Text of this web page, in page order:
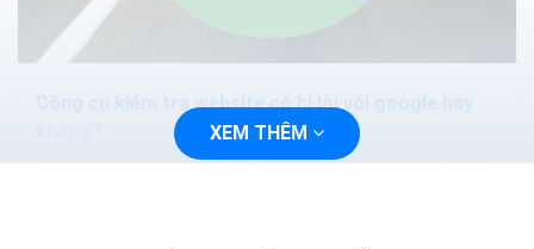
Công cụ kiểm tra website có bị lỗi với google hay
Trong những năm gần đây, Google thay đổi thuật toán
XEM THÊM